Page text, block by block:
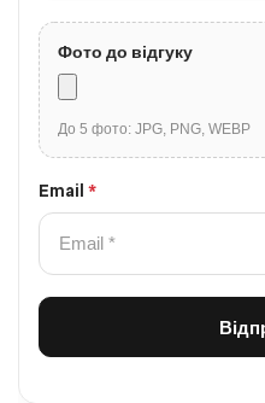
Фото до відгуку
До 5 фото: JPG, PNG, WEBP
Email *